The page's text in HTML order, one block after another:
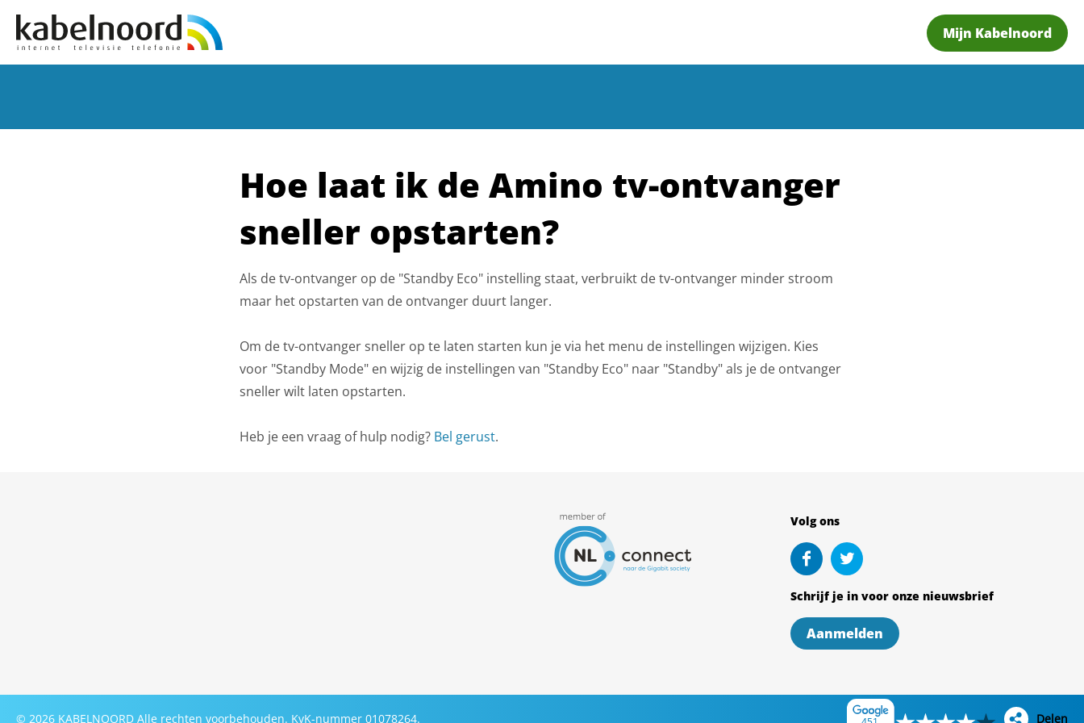
Mijn Kabelnoord
Hoe laat ik de Amino tv-ontvanger
sneller opstarten?
Als de tv-ontvanger op de "Standby Eco" instelling staat, verbruikt de tv-ontvanger minder stroom
maar het opstarten van de ontvanger duurt langer.
Om de tv-ontvanger sneller op te laten starten kun je via het menu de instellingen wijzigen. Kies
voor "Standby Mode" en wijzig de instellingen van "Standby Eco" naar "Standby" als je de ontvanger
sneller wilt laten opstarten.
Heb je een vraag of hulp nodig? Bel gerust.
Volg ons
Schrijf je in voor onze nieuwsbrief
Aanmelden
© 2026 KABELNOORD Alle rechten voorbehouden. KvK-nummer 01078264. Delen